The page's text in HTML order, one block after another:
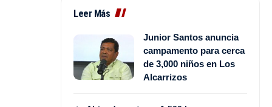
Leer Más
Junior Santos anuncia
campamento para cerca
de 3,000 niños en Los
Alcarrizos